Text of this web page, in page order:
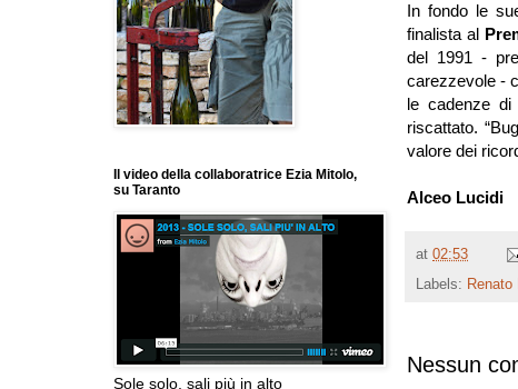
In fondo le
finalista al
del 1991 -
carezzevole -
le cadenze di
riscattato.
valore dei
Alceo Lucidi
at 02:53
Labels: Renato
Nessun
Il video della collaboratrice Ezia Mitolo,
su Taranto
Sole solo, sali più in alto